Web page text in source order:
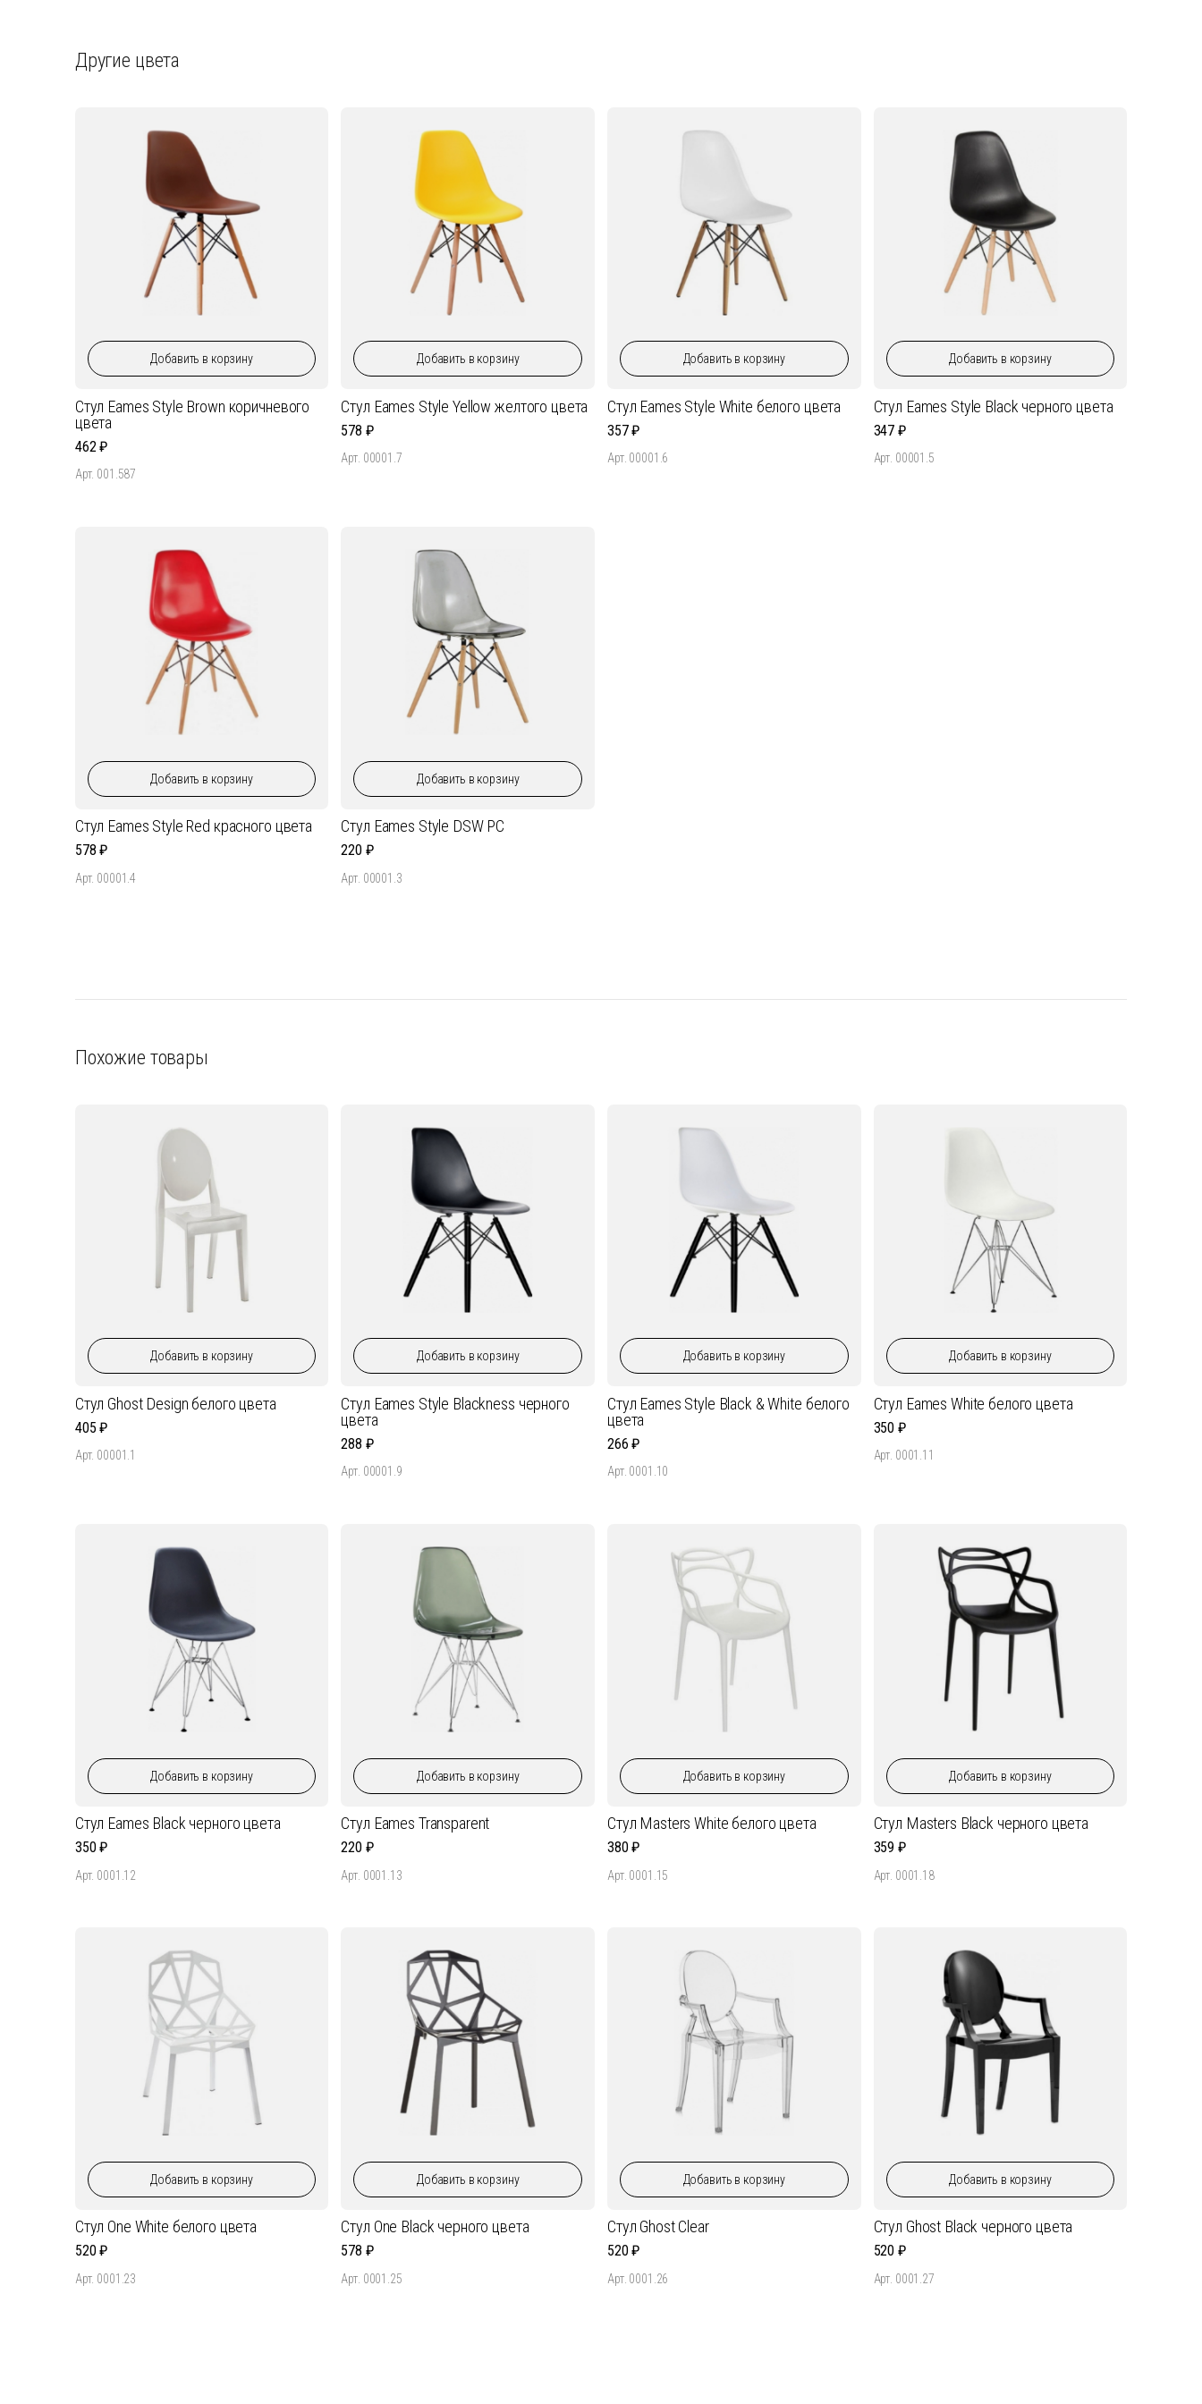
Другие цвета
Добавить в корзину
Стул Eames Style Brown коричневого
цвета
462
Арт. 001.587
Добавить в корзину
Стул Eames Style Yellow желтого цвета
578
Арт. 00001.7
Добавить в корзину
Стул Eames Style White белого цвета
357
Арт. 00001.6
Добавить в корзину
Стул Eames Style Black черного цвета
347
Арт. 00001.5
Добавить в корзину
Стул Eames Style Red красного цвета
578
Арт. 00001.4
Добавить в корзину
Стул Eames Style DSW PC
220
Арт. 00001.3
Похожие товары
Добавить в корзину
Стул Ghost Design белого цвета
405
Арт. 00001.1
Добавить в корзину
Стул Eames Style Blackness черного
цвета
288
Арт. 00001.9
Добавить в корзину
Стул Eames Style Black & White белого
цвета
266
Арт. 0001.10
Добавить в корзину
Стул Eames White белого цвета
350
Арт. 0001.11
Добавить в корзину
Стул Eames Black черного цвета
350
Арт. 0001.12
Добавить в корзину
Стул Eames Transparent
220
Арт. 0001.13
Добавить в корзину
Стул Masters White белого цвета
380
Арт. 0001.15
Добавить в корзину
Стул Masters Black черного цвета
359
Арт. 0001.18
Добавить в корзину
Стул One White белого цвета
520
Арт. 0001.23
Добавить в корзину
Стул One Black черного цвета
578
Арт. 0001.25
Добавить в корзину
Стул Ghost Clear
520
Арт. 0001.26
Добавить в корзину
Стул Ghost Black черного цвета
520
Арт. 0001.27